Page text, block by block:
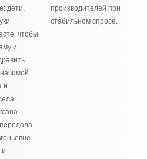
дети,
чтобы
и
и
и
производителей при
стабильном спросе.